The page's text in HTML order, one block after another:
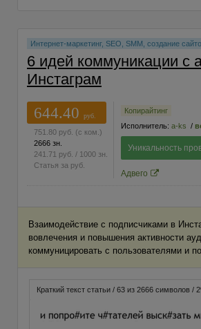
Интернет-маркетинг, SEO, SMM, создание
6 идей коммуникации с
Инстаграм
644.40
руб.
751.80 руб. (с ком.)
2666 зн.
241.71 руб. / 1000 зн.
Статья за руб.
Копирайтинг
Исполнитель: a-ks /
Уникальность
Адвего
Взаимодействие с подписчиками в
вовлечения и повышения активности
коммуницировать с пользователями и
Краткий текст статьи / 63 из 2666 символов /